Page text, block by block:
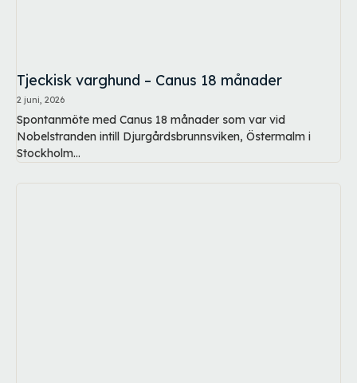
Tjeckisk varghund – Canus 18 månader
2 juni, 2026
Spontanmöte med Canus 18 månader som var vid
Nobelstranden intill Djurgårdsbrunnsviken, Östermalm i
Stockholm...